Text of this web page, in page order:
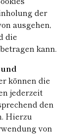
der
ausgehen,
die
kann.
können die
jederzeit
den
Hierzu
von